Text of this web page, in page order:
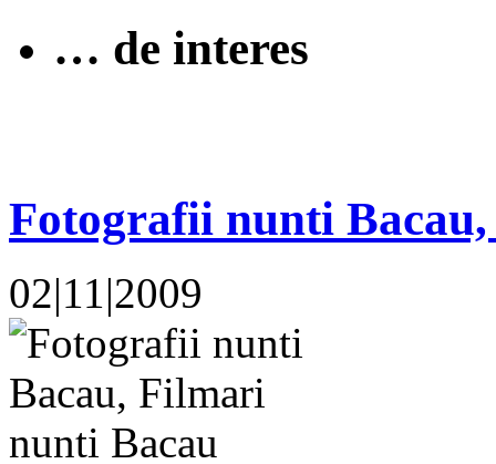
… de interes
Fotografii nunti
02|11|2009